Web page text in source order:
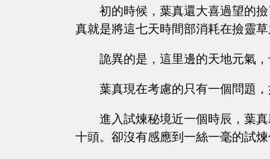
初的時候，葉真還大喜過望的
真就是將這七天時間部消耗在撿靈
詭異的是，這里邊的天地元氣
葉真現在考慮的只有一個問題
進入試煉秘境近一個時辰，葉
十頭。卻沒有感應到一絲一毫的試